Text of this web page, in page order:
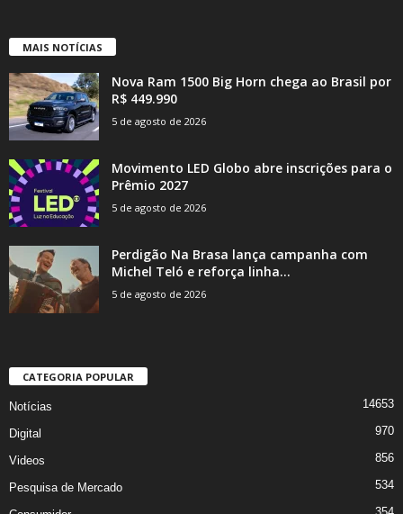
MAIS NOTÍCIAS
Nova Ram 1500 Big Horn chega ao Brasil por
R$ 449.990
5 de agosto de 2026
Movimento LED Globo abre inscrições para o
Prêmio 2027
5 de agosto de 2026
Perdigão Na Brasa lança campanha com
Michel Teló e reforça linha...
5 de agosto de 2026
CATEGORIA POPULAR
Notícias 14653
Digital 970
Videos 856
Pesquisa de Mercado 534